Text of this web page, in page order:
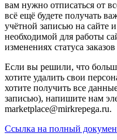
вам нужно отписаться от
всё ещё будете получать
учётной записью на сайте
необходимой для работы
изменениях статуса
Если вы решили, что
хотите удалить свои
хотите получить все
записью), напишите нам
marketplace@mirkrepega.ru.
Ссылка на полный